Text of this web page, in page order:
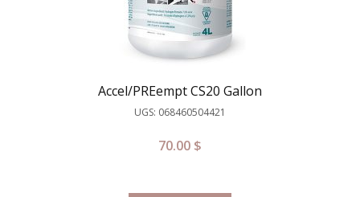
Accel/PREempt CS20 Gallon
UGS: 068460504421
70.00 $